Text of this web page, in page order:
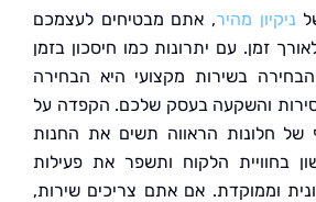
מהיר, אתם מבטיחים לעצמכם
עם יתרונות כמו חיסכון בזמן
מקצועי היא הבחירה
בעסק שלכם. הקפדה על
הראווה תשים את החנות
הלקוח ותשפר את פעילות
אם אתם צריכים שירות,